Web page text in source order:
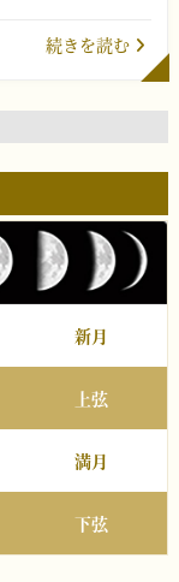
続きを読む
新月
上弦
満月
下弦